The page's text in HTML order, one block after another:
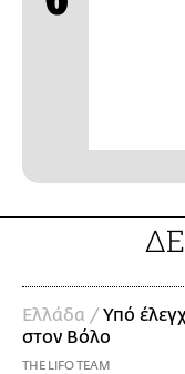
Ελλάδα /Υπό
στον Βόλο
THE LIFO TEAM